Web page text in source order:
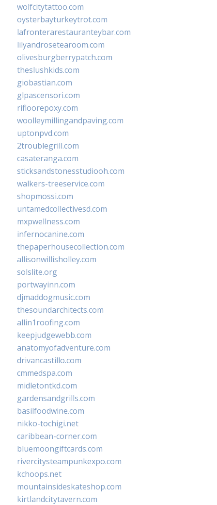
wolfcitytattoo.com
oysterbayturkeytrot.com
lafronterarestauranteybar.com
lilyandrosetearoom.com
olivesburgberrypatch.com
theslushkids.com
giobastian.com
glpascensori.com
rifloorepoxy.com
woolleymillingandpaving.com
uptonpvd.com
2troublegrill.com
casateranga.com
sticksandstonesstudiooh.com
walkers-treeservice.com
shopmossi.com
untamedcollectivesd.com
mxpwellness.com
infernocanine.com
thepaperhousecollection.com
allisonwillisholley.com
solslite.org
portwayinn.com
djmaddogmusic.com
thesoundarchitects.com
allin1roofing.com
keepjudgewebb.com
anatomyofadventure.com
drivancastillo.com
cmmedspa.com
midletontkd.com
gardensandgrills.com
basilfoodwine.com
nikko-tochigi.net
caribbean-corner.com
bluemoongiftcards.com
rivercitysteampunkexpo.com
kchoops.net
mountainsideskateshop.com
kirtlandcitytavern.com